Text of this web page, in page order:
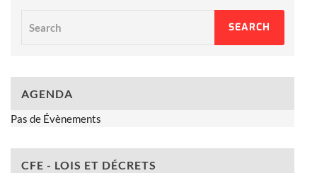
SEARCH
AGENDA
Pas de Évènements
CFE - LOIS ET DÉCRETS